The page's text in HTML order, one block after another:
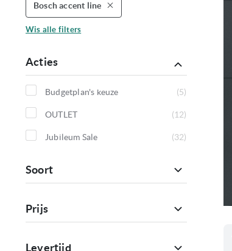
Bosch accent line
Verwijder
dit
Wis alle filters
Acties
Budgetplan's keuze
5
OUTLET
12
Jubileum Sale
32
Soort
Prijs
Levertijd